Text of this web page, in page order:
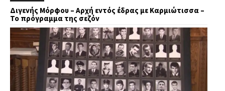
Διγενής Μόρφου – Αρχή εντός έδρας με Καρμιώτισσα –
Το πρόγραμμα της σεζόν